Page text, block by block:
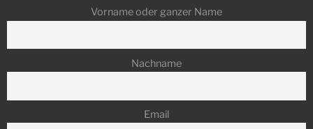
Vorname oder ganzer Name
Nachname
Email